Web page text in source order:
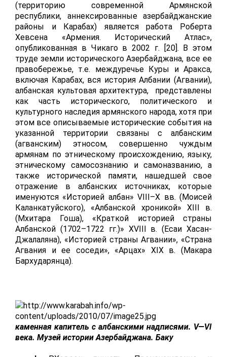
(территорию современной Армянской
республики, аннексированные азербайджанские
районы и Карабах) является работа Роберта
Хевсена «Армения. Исторический Атлас»,
опубликованная в Чикаго в 2002 г. [20]. В этом
труде земли исторического Азербайджана, все ее
правобережье, т.е. междуречье Куры и Аракса,
включая Карабах, вся история Албании (Агвании),
албанская культовая архитектура, представлены
как часть исторического, политического и
культурного наследия армянского народа, хотя при
этом все описываемые исторические события на
указанной территории связаны с албанским
(агванским) этносом, совершенно чуждым
армянам по этническому происхождению, языку,
этническому самосознанию и самоназванию, а
также исторической памяти, нашедшей свое
отражение в албанских источниках, которые
именуются «Историей албан»VIII–X вв. (Моисей
Каланкатуйского), «Албанской хроникой» XIII в.
(Мхитара Гоша), «Краткой историей страны
Албанской (1702–1722 гг.)» XVIII в. (Есаи Хасан-
Джалаляна), «Историей страны Агвании», «Страна
Агвания и ее соседи», «Арцах» XIXв. (Макара
Бархударянца).
каменная капитель с албанскими надписями. V—VI
века. Музей истории Азербайджана. Баку